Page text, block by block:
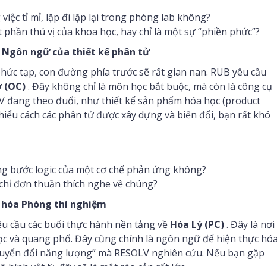
tỉ mỉ, lặp đi lặp lại trong phòng lab không?
thú vị của khoa học, hay chỉ là một sự “phiền phức”?
Ngôn ngữ của thiết kế phân tử
tạp, con đường phía trước sẽ rất gian nan. RUB yêu cầu
(OC). Đây không chỉ là môn học bắt buộc, mà còn là công cụ
đang theo đuổi, như thiết kế sản phẩm hóa học (product
cách các phân tử được xây dựng và biến đổi, bạn rất khó
bước logic của một cơ chế phản ứng không?
đơn thuần thích nghe về chúng?
Phòng thí nghiệm
cầu các buổi thực hành nền tảng về Hóa Lý (PC). Đây là nơi
và quang phổ. Đây cũng chính là ngôn ngữ để hiện thực
đổi năng lượng” mà RESOLV nghiên cứu. Nếu bạn gặp